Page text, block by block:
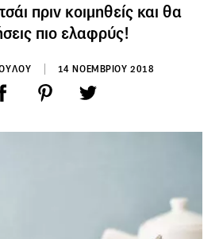
πριν κοιμηθείς και θα
πιο ελαφρύς!
14 ΝΟΕΜΒΡΙΟΥ 2018